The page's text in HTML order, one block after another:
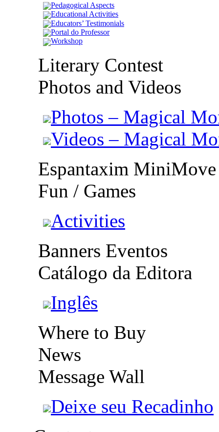
Pedagogical Aspects
Educational Activities
Educators’ Testimonials
Portal do Professor
Workshop
Literary Contest
Photos and Videos
Photos – Magical
Videos – Magical
Espantaxim MiniMove
Fun / Games
Activities
Banners Eventos
Catálogo da Editora
Inglês
Where to Buy
News
Message Wall
Deixe seu Recadinho